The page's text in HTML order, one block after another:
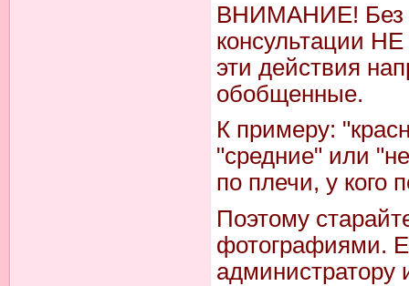
ВНИМАНИЕ! Без
консультации
эти действия
обобщенные.
К примеру:
"средние" или
по плечи, у кого
Поэтому
фотографиями.
администратору